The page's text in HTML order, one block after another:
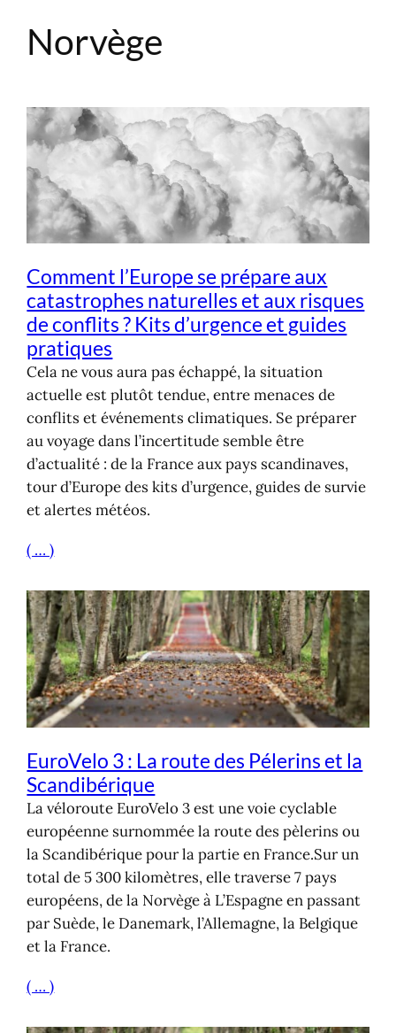
AllerNorvège
Comment l’Europe se prépare aux
catastrophes naturelles et aux risques
de conflits ? Kits d’urgence et guides
pratiques
Cela ne vous aura pas échappé, la situation
actuelle est plutôt tendue, entre menaces de
conflits et événements climatiques. Se préparer
au voyage dans l’incertitude semble être
d’actualité : de la France aux pays scandinaves,
tour d’Europe des kits d’urgence, guides de survie
et alertes météos.
( … )
EuroVelo 3 : La route des Pélerins et la
Scandibérique
La véloroute EuroVelo 3 est une voie cyclable
européenne surnommée la route des pèlerins ou
la Scandibérique pour la partie en France.Sur un
total de 5 300 kilomètres, elle traverse 7 pays
européens, de la Norvège à L’Espagne en passant
par Suède, le Danemark, l’Allemagne, la Belgique
et la France.
( … )